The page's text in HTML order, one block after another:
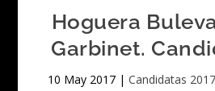
Hoguera
Garbinet.
10 May 2017 | Candidatas 2017